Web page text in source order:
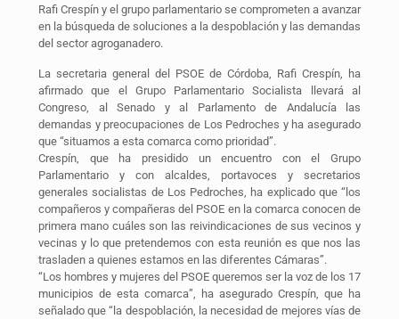
Rafi Crespín y el grupo parlamentario se comprometen a avanzar
en la búsqueda de soluciones a la despoblación y las demandas
del sector agroganadero.
La secretaria general del PSOE de Córdoba, Rafi Crespín, ha
afirmado que el Grupo Parlamentario Socialista llevará al
Congreso, al Senado y al Parlamento de Andalucía las
demandas y preocupaciones de Los Pedroches y ha asegurado
que “situamos a esta comarca como prioridad”.
Crespín, que ha presidido un encuentro con el Grupo
Parlamentario y con alcaldes, portavoces y secretarios
generales socialistas de Los Pedroches, ha explicado que “los
compañeros y compañeras del PSOE en la comarca conocen de
primera mano cuáles son las reivindicaciones de sus vecinos y
vecinas y lo que pretendemos con esta reunión es que nos las
trasladen a quienes estamos en las diferentes Cámaras”.
“Los hombres y mujeres del PSOE queremos ser la voz de los 17
municipios de esta comarca”, ha asegurado Crespín, que ha
señalado que “la despoblación, la necesidad de mejores vías de